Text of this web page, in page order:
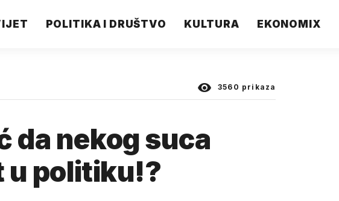
POLITIKA I DRUŠTVO KULTURA EKONOMIX
3560 prikaza
da nekog suca
u politiku!?